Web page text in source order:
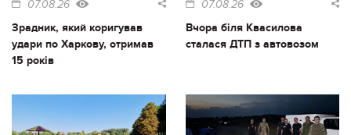
07.08.26
Зрадник, який коригував
удари по Харкову, отримав
15 років
07.08.26
Вчора біля Квасилова
сталася ДТП з автовозом